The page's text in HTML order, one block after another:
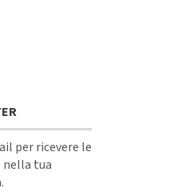
per ricevere le
tua